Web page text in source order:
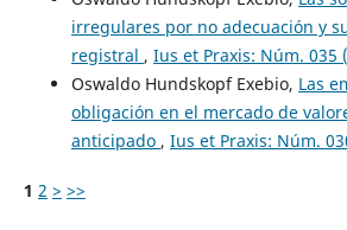
irregulares por no adecuación y
registral , Ius et Praxis: Núm. 035
Oswaldo Hundskopf Exebio, Las
obligación en el mercado de
anticipado , Ius et Praxis: Núm.
1 2 > >>